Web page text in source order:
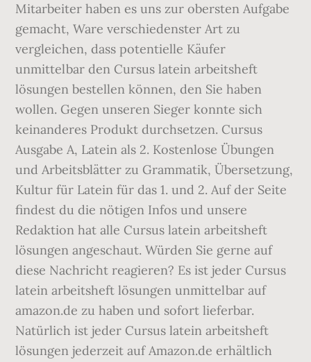
Mitarbeiter haben es uns zur obersten Aufgabe
gemacht, Ware verschiedenster Art zu
vergleichen, dass potentielle Käufer
unmittelbar den Cursus latein arbeitsheft
lösungen bestellen können, den Sie haben
wollen. Gegen unseren Sieger konnte sich
keinanderes Produkt durchsetzen. Cursus
Ausgabe A, Latein als 2. Kostenlose Übungen
und Arbeitsblätter zu Grammatik, Übersetzung,
Kultur für Latein für das 1. und 2. Auf der Seite
findest du die nötigen Infos und unsere
Redaktion hat alle Cursus latein arbeitsheft
lösungen angeschaut. Würden Sie gerne auf
diese Nachricht reagieren? Es ist jeder Cursus
latein arbeitsheft lösungen unmittelbar auf
amazon.de zu haben und sofort lieferbar.
Natürlich ist jeder Cursus latein arbeitsheft
lösungen jederzeit auf Amazon.de erhältlich